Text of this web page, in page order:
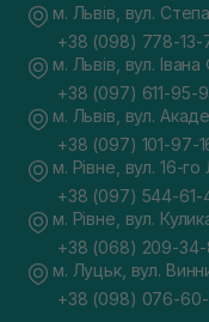
м. Львів, вул.
+38 (098) 778-13-
м. Львів, вул.
+38 (097) 611-95-
м. Львів, вул.
+38 (097) 101-97-
м. Рівне, вул. 16-го
+38 (097) 544-61-
м. Рівне, вул.
+38 (068) 209-34-
м. Луцьк, вул.
+38 (098) 076-